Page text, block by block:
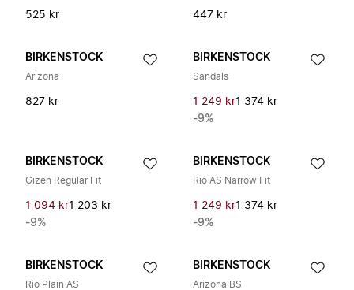
525 kr 447 kr
BIRKENSTOCK
Arizona
827 kr
BIRKENSTOCK
Sandals
1 249 kr1 374 kr
-9%
BIRKENSTOCK
Gizeh Regular Fit
1 094 kr1 203 kr
-9%
BIRKENSTOCK
Rio AS Narrow Fit
1 249 kr1 374 kr
-9%
BIRKENSTOCK
Rio Plain AS
BIRKENSTOCK
Arizona BS